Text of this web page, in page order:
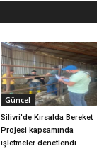
Güncel
Silivri'de Kırsalda Bereket
Projesi kapsamında
işletmeler denetlendi